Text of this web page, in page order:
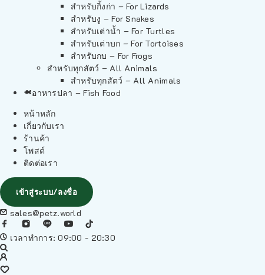
สำหรับกิ้งก่า – For Lizards
สำหรับงู – For Snakes
สำหรับเต่าน้ำ – For Turtles
สำหรับเต่าบก – For Tortoises
สำหรับกบ – For Frogs
สำหรับทุกสัตว์ – All Animals
สำหรับทุกสัตว์ – All Animals
อาหารปลา – Fish Food
หน้าหลัก
เกี่ยวกับเรา
ร้านค้า
โพสต์
ติดต่อเรา
เข้าสู่ระบบ/ลงชื่อ
sales@petz.world
เวลาทำการ: 09:00 - 20:30